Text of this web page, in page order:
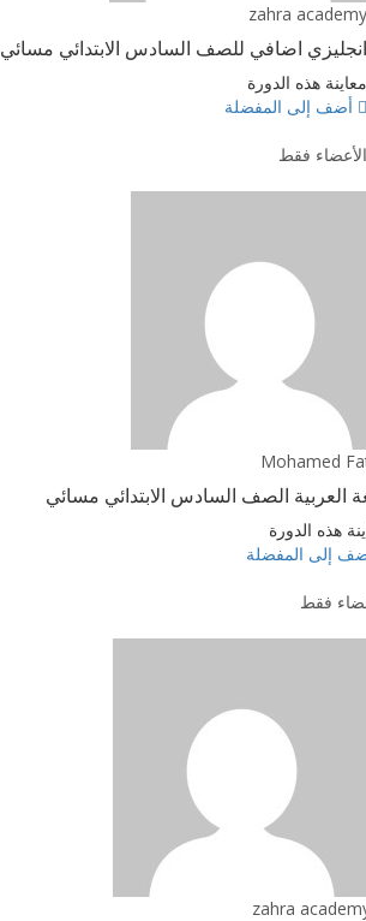
zahra academy
انجليزي اضافي للصف السادس الابتدائي مسائي
معاينة هذه الدورة
أضف إلى المفضلة
الأعضاء فقط
Mohamed
العربية الصف السادس الابتدائي مسائي
هذه الدورة
إلى المفضلة
فقط
zahra